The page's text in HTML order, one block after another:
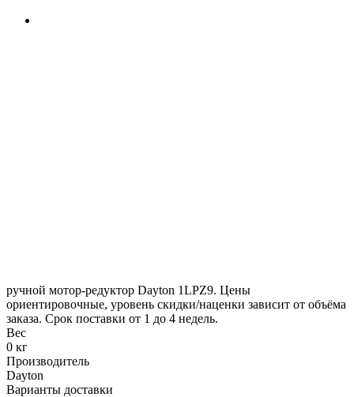
ручной мотор-редуктор Dayton 1LPZ9. Цены
ориентировочные, уровень скидки/наценки зависит от объёма
заказа. Срок поставки от 1 до 4 недель.
Вес
0 кг
Производитель
Dayton
Варианты доставки